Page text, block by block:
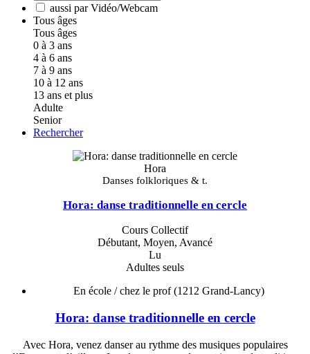
aussi par Vidéo/Webcam
Tous âges
Tous âges
0 à 3 ans
4 à 6 ans
7 à 9 ans
10 à 12 ans
13 ans et plus
Adulte
Senior
Rechercher
Hora
Danses folkloriques & t.
Hora: danse traditionnelle en cercle
Cours Collectif
Débutant, Moyen, Avancé
Lu
Adultes seuls
En école / chez le prof(1212 Grand-Lancy)
Hora: danse traditionnelle en cercle
Avec Hora, venez danser au rythme des musiques populaires